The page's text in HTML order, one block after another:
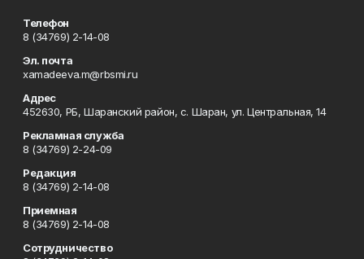
Телефон
8 (34769) 2-14-08
Эл. почта
xamadeeva.m@rbsmi.ru
Адрес
452630, РБ, Шаранский район, с. Шаран, ул. Центральная, 14
Рекламная служба
8 (34769) 2-24-09
Редакция
8 (34769) 2-14-08
Приемная
8 (34769) 2-14-08
Сотрудничество